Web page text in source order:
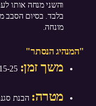
והשני מנחה אותו
בלבד. בסיום הסבב
מונחה.
"המנהיג הנסתר"
משך זמן: 15-25 דקות | כמות משתתפים: 4-10
מטרה: הבנת